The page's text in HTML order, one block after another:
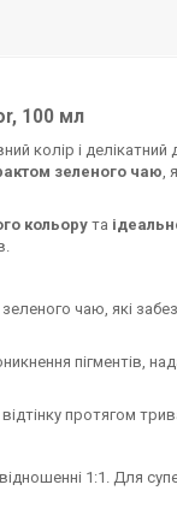
100 мл
колір і делікатний
зеленого чаю,
кольору та
чаю, які
пігментів,
протягом
1:1. Для